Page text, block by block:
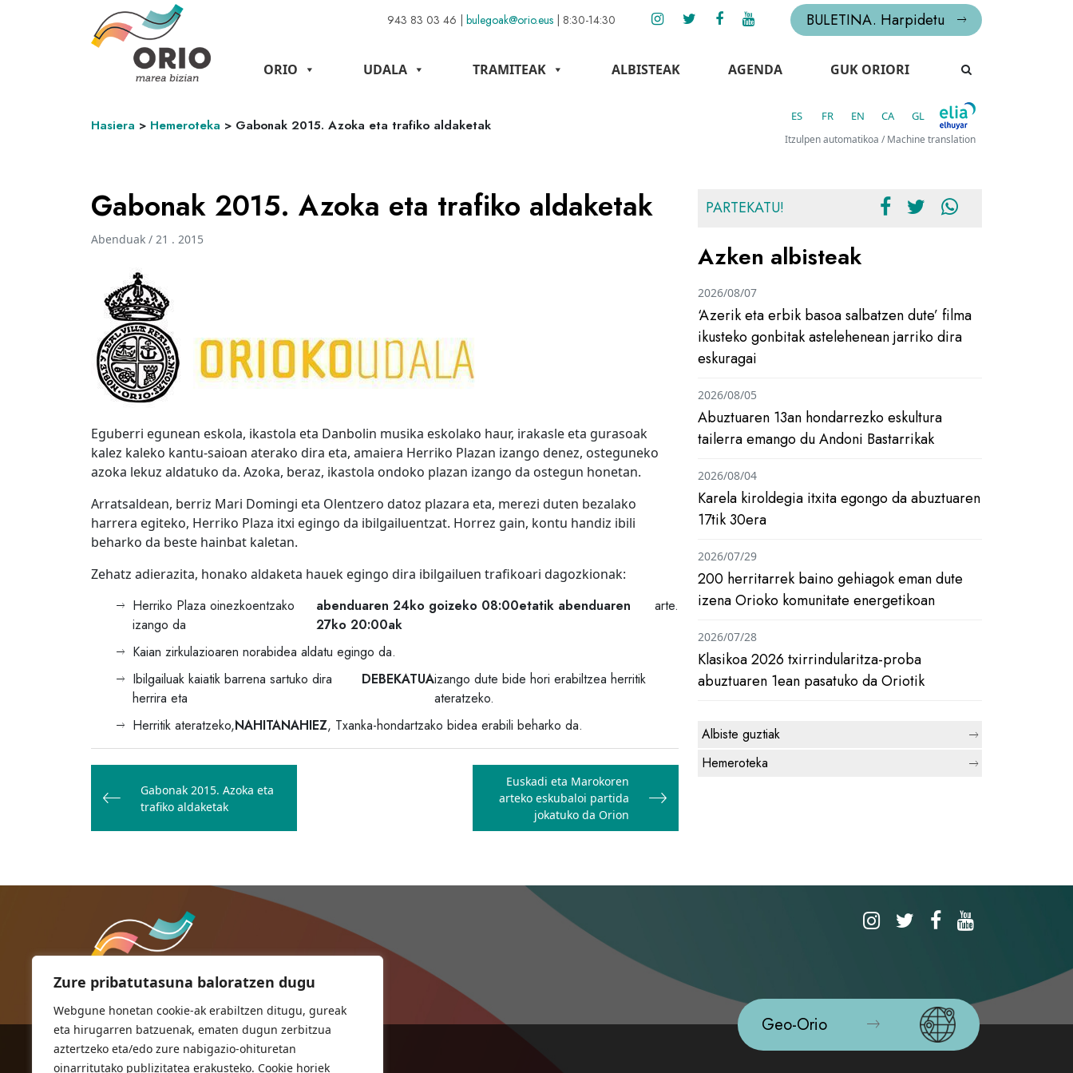
Zure pribatutasuna baloratzen dugu
Webgune honetan cookie-ak erabiltzen ditugu, gureak
eta hirugarren batzuenak, ematen dugun zerbitzua
aztertzeko eta/edo zure nabigazio-ohituretan
oinarritutako publizitatea erakusteko. Cookie horiek
943 83 03 46 | bulegoak@orio.eus | 8:30-14:30 BULETINA. Harpidetu
ORIO UDALA TRAMITEAK ALBISTEAK AGENDA GUK ORIORI
Hasiera > Hemeroteka > Gabonak 2015. Azoka eta trafiko aldaketak
ES FR EN CA GL
Itzulpen automatikoa / Machine translation
Gabonak 2015. Azoka eta trafiko aldaketak
Abenduak / 21 . 2015
Eguberri egunean eskola, ikastola eta Danbolin musika eskolako haur, irakasle eta gurasoak
kalez kaleko kantu-saioan aterako dira eta, amaiera Herriko Plazan izango denez, osteguneko
azoka lekuz aldatuko da. Azoka, beraz, ikastola ondoko plazan izango da ostegun honetan.
Arratsaldean, berriz Mari Domingi eta Olentzero datoz plazara eta, merezi duten bezalako
harrera egiteko, Herriko Plaza itxi egingo da ibilgailuentzat. Horrez gain, kontu handiz ibili
beharko da beste hainbat kaletan.
Zehatz adierazita, honako aldaketa hauek egingo dira ibilgailuen trafikoari dagozkionak:
Herriko Plaza oinezkoentzako
izango da
abenduaren 24ko goizeko 08:00etatik abenduaren
27ko 20:00ak
arte.
Kaian zirkulazioaren norabidea aldatu egingo da.
Ibilgailuak kaiatik barrena sartuko dira
herrira eta
DEBEKATUAizango dute bide hori erabiltzea herritik
ateratzeko.
Herritik ateratzeko,NAHITANAHIEZ, Txanka-hondartzako bidea erabili beharko da.
Bidalketetan
zehar
nabigatu
Gabonak 2015. Azoka eta
trafiko aldaketak
Euskadi eta Marokoren
arteko eskubaloi partida
jokatuko da Orion
PARTEKATU!
Azken albisteak
‘Azerik eta erbik basoa salbatzen dute’ filma
ikusteko gonbitak astelehenean jarriko dira
eskuragai
2026/08/07
Abuztuaren 13an hondarrezko eskultura
tailerra emango du Andoni Bastarrikak
2026/08/05
Karela kiroldegia itxita egongo da abuztuaren
17tik 30era
2026/08/04
200 herritarrek baino gehiagok eman dute
izena Orioko komunitate energetikoan
2026/07/29
Klasikoa 2026 txirrindularitza-proba
abuztuaren 1ean pasatuko da Oriotik
2026/07/28
Albiste guztiak
Hemeroteka
Geo-Orio
ORIOKO UDALA